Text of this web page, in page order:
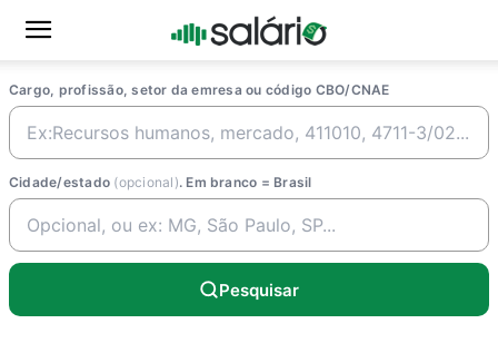
Cargo, profissão, setor da emresa ou código CBO/CNAE
Cidade/estado (opcional). Em branco = Brasil
Pesquisar